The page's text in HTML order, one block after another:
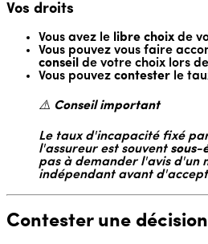
Vos droits
Vous avez le libre choixde
Vous pouvez vous faire
conseil de votre choix lors
Vous pouvez contester le
⚠️ Conseil important
Le taux d'incapacité fixé
l'assureur est souvent sous-
pas à demander l'avis d'un
indépendant avant
Contester une décision